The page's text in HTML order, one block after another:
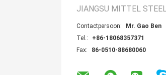
JIANGSU MITTEL
Contactpersoon:
Mr. Gao Ben
Tel.:
+86-18068357371
Fax:
86-0510-88680060